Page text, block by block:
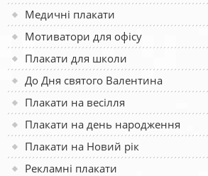
Медичні плакати
Мотиватори для офісу
Плакати для школи
До Дня святого Валентина
Плакати на весілля
Плакати на день народження
Плакати на Новий рік
Рекламні плакати